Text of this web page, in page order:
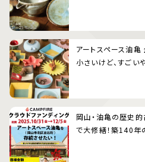
アートスペース油
小さいけど、すごい
岡山・油亀の歴史的
で大修繕！築140年